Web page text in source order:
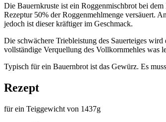
Die Bauernkruste ist ein Roggenmischbrot bei
Rezeptur 50% der Roggenmehlmenge versäuert.
jedoch ist dieser kräftiger im Geschmack.
Die schwächere Triebleistung des Sauerteiges
vollständige Verquellung des Vollkornmehles was
Typisch für ein Bauernbrot ist das Gewürz. Es
Rezept
für ein Teiggewicht von 1437g